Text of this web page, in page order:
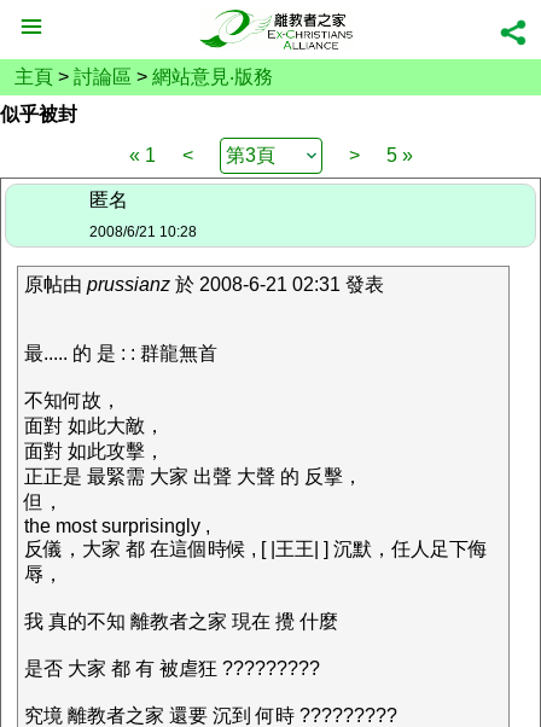
主頁 > 討論區 > 網站意見‧版務
似乎被封
« 1
< > 5 »
匿名
2008/6/21 10:28
原帖由 prussianz 於 2008-6-21 02:31 發表
最..... 的 是 : : 群龍無首
不知何故，
面對 如此大敵，
面對 如此攻擊，
正正是 最緊需 大家 出聲 大聲 的 反擊，
但，
the most surprisingly ,
反儀，大家 都 在這個時候 , [ |王王| ] 沉默，任人足下侮
辱，
我 真的不知 離教者之家 現在 攪 什麼
是否 大家 都 有 被虐狂 ?????????
究境 離教者之家 還要 沉到 何時 ?????????